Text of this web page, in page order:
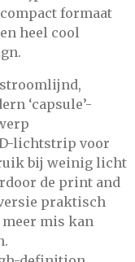
formaat
heel cool
‘capsule’-
lichtstrip voor
bij weinig licht
de print and
praktisch
mis kan